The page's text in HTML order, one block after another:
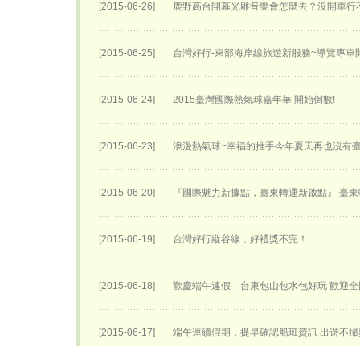
[2015-06-26] 鹿野高台開幕光雕音樂會怎麼去？沒開車行
[2015-06-25] 台灣好行-東部海岸線旅遊新服務~導覽專車
[2015-06-24] 2015臺灣國際熱氣球嘉年華 開始倒數!
[2015-06-23] 浪漫熱氣球~幸福的推手今年夏天再也沒有
[2015-06-20] 『國際魅力新據點，臺東轉運新啟點』 臺東
[2015-06-19] 台灣好行縱谷線，好禮獎不完！
[2015-06-18] 歡慶端午連假 台東包山包水包好玩 歡迎
[2015-06-17] 端午連續假期，提早確認船班資訊 出遊不